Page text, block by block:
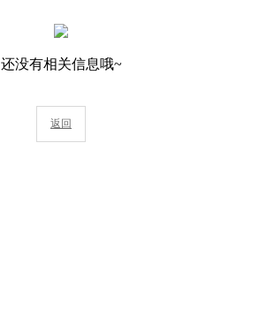
还没有相关信息哦~
返回